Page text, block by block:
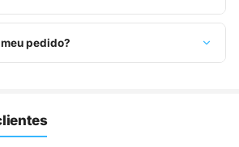
o recebimento para solicitar troca.
pelo WhatsApp ou e-mail.
pedido?